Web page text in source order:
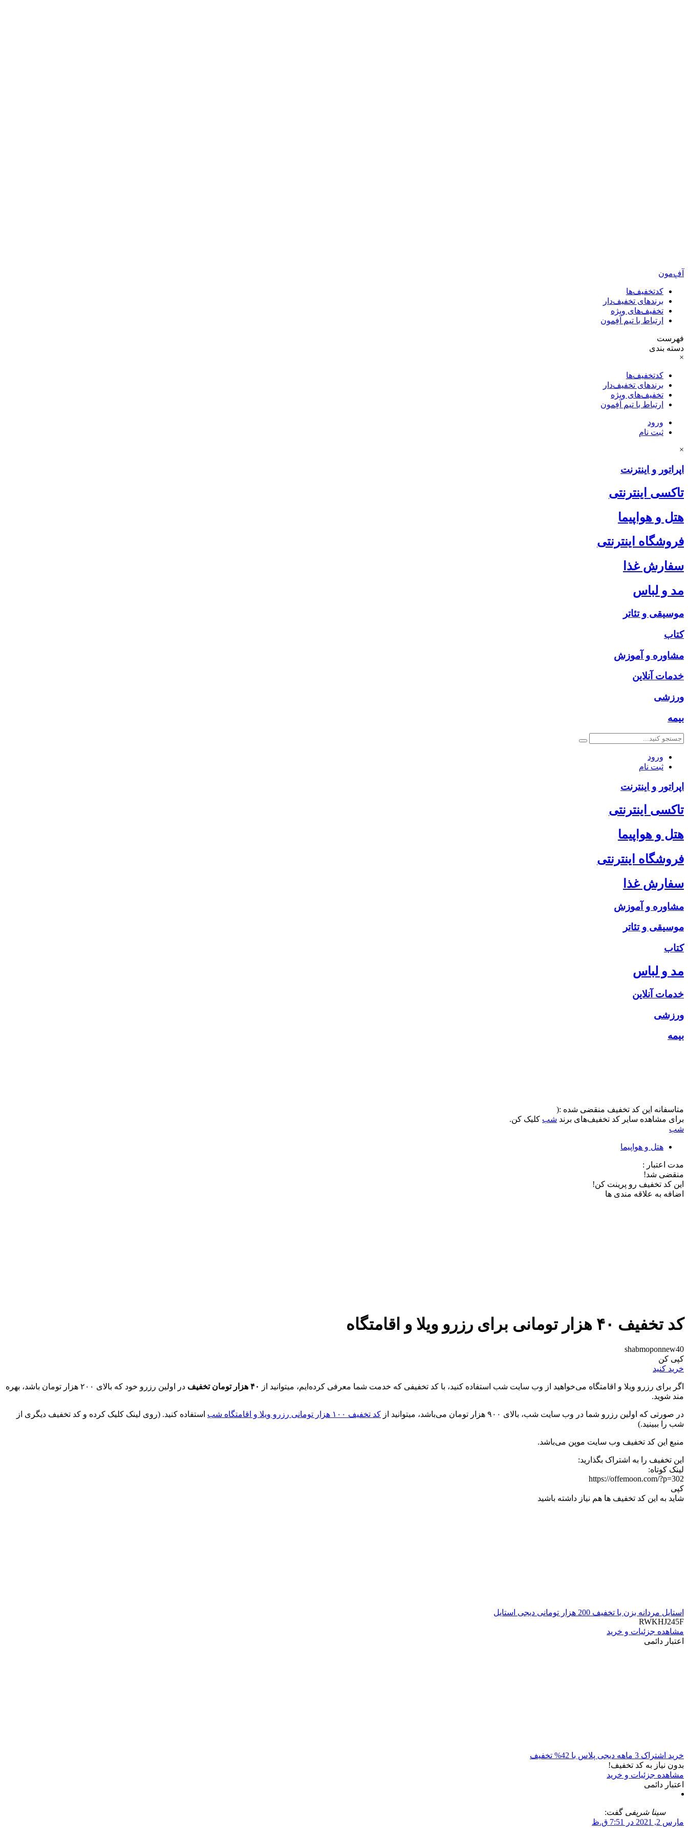
آفِ‌مون
کدتخفیف‌ها
برندهای تخفیف‌دار
تخفیف‌های ویژه
ارتباط با تیم آفِمون
فهرست
دسته بندی
×
کدتخفیف‌ها
برندهای تخفیف‌دار
تخفیف‌های ویژه
ارتباط با تیم آفِمون
ورود
ثبت نام
×
اپراتور و اینترنت
تاکسی اینترنتی
هتل و هواپیما
فروشگاه اینترنتی
سفارش غذا
مد و لباس
موسیقی و تئاتر
کتاب
مشاوره و آموزش
خدمات آنلاین
ورزشی
بیمه
ورود
ثبت نام
اپراتور و اینترنت
تاکسی اینترنتی
هتل و هواپیما
فروشگاه اینترنتی
سفارش غذا
مشاوره و آموزش
موسیقی و تئاتر
کتاب
مد و لباس
خدمات آنلاین
ورزشی
بیمه
متاسفانه این کد تخفیف منقضی شده :(
برای مشاهده سایر کد تخفیف‌های برند شب کلیک کن.
شب
هتل و هواپیما
مدت اعتبار :
منقضی شد!
این کد تخفیف رو پرینت کن!
اضافه به علاقه مندی ها
کد تخفیف ۴۰ هزار تومانی برای رزرو ویلا و اقامتگاه
shabmoponnew40
کپی کن
خرید کنید
اگر برای رزرو ویلا و اقامتگاه می‌خواهید از وب سایت شب استفاده کنید، با کد تخفیفی که خدمت شما معرفی کرده‌ایم، میتوانید از ۴۰ هزار تومان تخفیف
در اولین رزرو خود که بالای ۲۰۰ هزار تومان باشد، بهره
مند شوید.
در صورتی که اولین رزرو شما در وب سایت شب، بالای ۹۰۰ هزار تومان می‌باشد، میتوانید از کد تخفیف ۱۰۰ هزار تومانی رزرو ویلا و اقامتگاه شب
استفاده کنید. (روی لینک کلیک کرده و کد تخفیف دیگری از
شب را ببینید.)
منبع این کد تخفیف وب سایت موپن می‌باشد.
این تخفیف را به اشتراک بگذارید:
لینک کوتاه:
https://offemoon.com/?p=302
کپی
شاید به این کد تخفیف ها هم نیاز داشته باشید
استایل مردانه بزن با تخفیف 200 هزار تومانی دیجی استایل
RWKHJ245F
مشاهده جزئیات و خرید
اعتبار دائمی
خرید اشتراک 3 ماهه دیجی پلاس با 42% تخفیف
بدون نیاز به کد تخفیف!
مشاهده جزئیات و خرید
اعتبار دائمی
سینا شریفی گفت:
مارس 2, 2021 در 7:51 ق.ظ